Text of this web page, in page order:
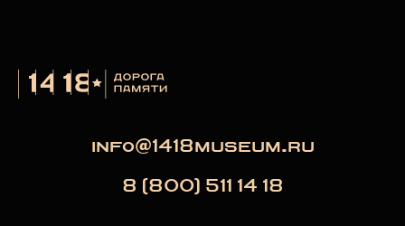
info@1418museum.ru
8 (800) 511 14 18